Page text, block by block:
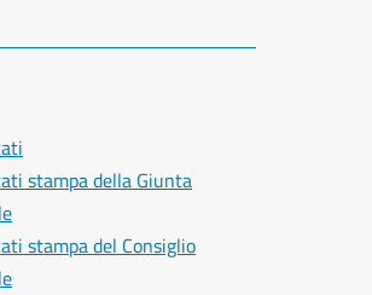
stampa della Giunta
stampa del Consiglio